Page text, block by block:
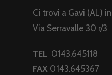
Ci trovi a Gavi (AL) in
Via Serravalle 30 r/3
TEL 0143.645118
FAX 0143.645367